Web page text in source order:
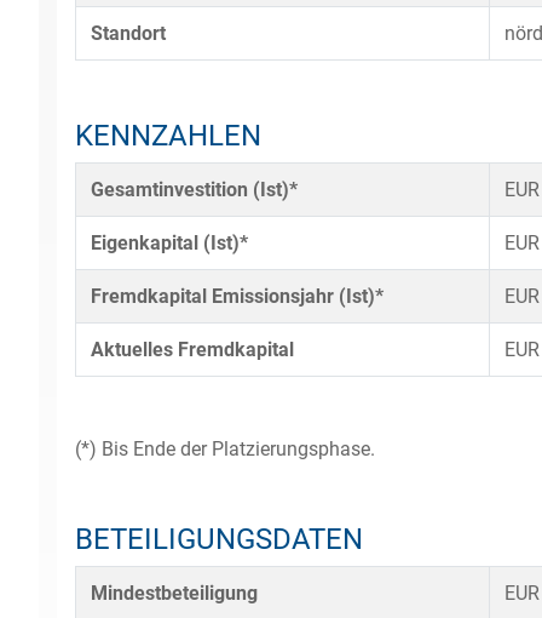
Standort
KENNZAHLEN
Gesamtinvestition (Ist)*
Eigenkapital (Ist)*
Fremdkapital Emissionsjahr (Ist)*
Aktuelles Fremdkapital
(*) Bis Ende der Platzierungsphase.
BETEILIGUNGSDATEN
Mindestbeteiligung